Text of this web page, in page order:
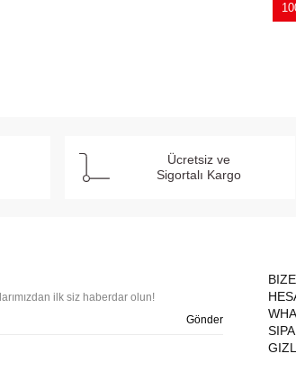
Ücretsiz ve
Sigortalı Kargo
ilk siz haberdar olun!
Gönder